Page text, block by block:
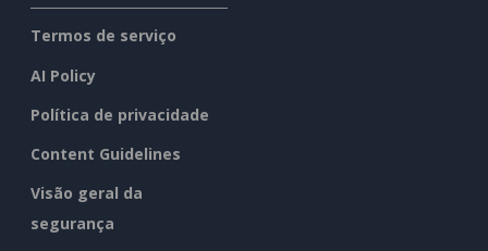
Termos de serviço
AI Policy
Política de privacidade
Content Guidelines
Visão geral da
segurança